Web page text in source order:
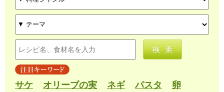
サケ オリーブの実 ネギ パスタ 卵